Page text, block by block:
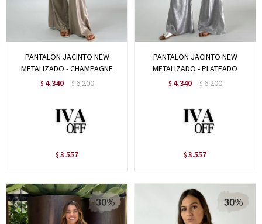
PANTALON JACINTO NEW
METALIZADO - CHAMPAGNE
$ 4.340 $6.200
$ 3.557
PANTALON JACINTO NEW
METALIZADO - PLATEADO
$ 4.340 $6.200
$ 3.557